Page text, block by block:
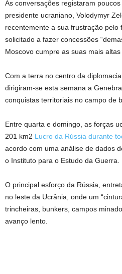
As conversações registaram
presidente ucraniano, Volodymyr
recentemente a sua frustração
solicitado a fazer concessões
Moscovo cumpre as suas mais altas
Com a terra no centro da
dirigiram-se esta semana a
conquistas territoriais no campo de
Entre quarta e domingo, as forças
201 km2 Lucro da Rússia durante
acordo com uma análise de dados
o Instituto para o Estudo da Guerra.
O principal esforço da Rússia,
no leste da Ucrânia, onde um
trincheiras, bunkers, campos
avanço lento.